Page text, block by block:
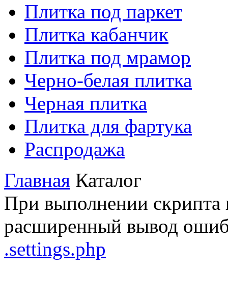
Плитка под паркет
Плитка кабанчик
Плитка под мрамор
Черно-белая плитка
Черная плитка
Плитка для фартука
Распродажа
Главная Каталог
При выполнении
расширенный вывод
.settings.php